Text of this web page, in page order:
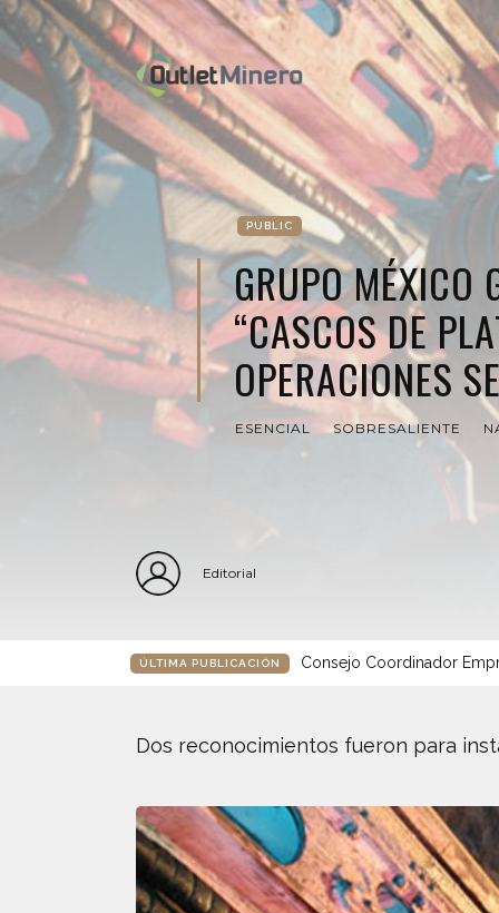
PUBLIC
GRUPO MÉXICO
“CASCOS DE
OPERACIONES
ESENCIAL SOBRESALIENTE
Editorial
ÚLTIMA PUBLICACIÓN Consejo Coordinador
Dos reconocimientos fueron para